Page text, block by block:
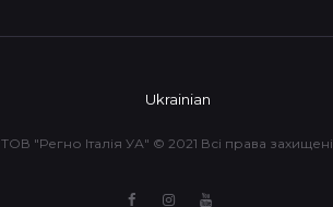
Ukrainian
ТОВ "Регно Італія УА" © 2021 Всі права захищені.